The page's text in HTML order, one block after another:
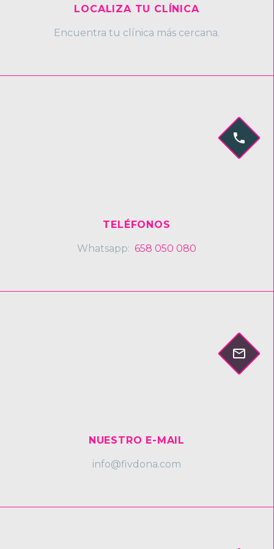
LOCALIZA TU CLÍNICA
Encuentra tu clínica más cercana.


TELÉFONOS
Whatsapp: 658 050 080


NUESTRO E-MAIL
info@fivdona.com